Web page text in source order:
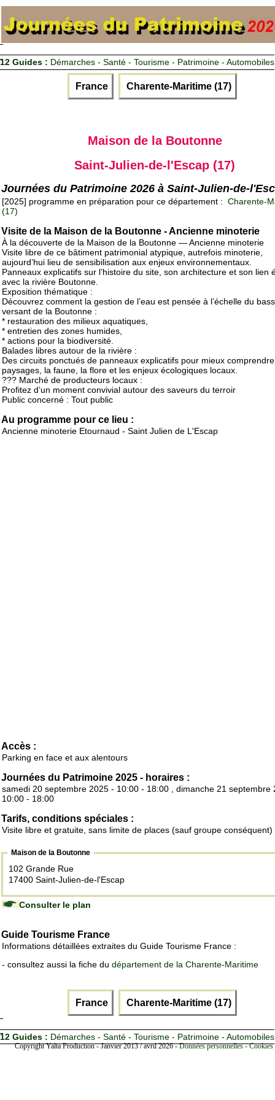
12 Guides : Démarches - Santé - Tourisme - Patrimoine - Automobiles
France Charente-Maritime (17)
Maison de la Boutonne
Saint-Julien-de-l'Escap (17)
Journées du Patrimoine 2026 à Saint-Julien-de-
[2025] programme en préparation pour ce département : Charente-
(17)
Visite de la Maison de la Boutonne - Ancienne minoterie
À la découverte de la Maison de la Boutonne — Ancienne minoterie
Visite libre de ce bâtiment patrimonial atypique, autrefois minoterie,
aujourd’hui lieu de sensibilisation aux enjeux environnementaux.
Panneaux explicatifs sur l’histoire du site, son architecture et son lien
avec la rivière Boutonne.
Exposition thématique :
Découvrez comment la gestion de l’eau est pensée à l’échelle du
versant de la Boutonne :
* restauration des milieux aquatiques,
* entretien des zones humides,
* actions pour la biodiversité.
Balades libres autour de la rivière :
Des circuits ponctués de panneaux explicatifs pour mieux
paysages, la faune, la flore et les enjeux écologiques locaux.
??? Marché de producteurs locaux :
Profitez d’un moment convivial autour des saveurs du terroir
Public concerné : Tout public
Au programme pour ce lieu :
Ancienne minoterie Etournaud - Saint Julien de L'Escap
Accès :
Parking en face et aux alentours
Journées du Patrimoine 2025 - horaires :
samedi 20 septembre 2025 - 10:00 - 18:00 , dimanche 21 septembre
10:00 - 18:00
Tarifs, conditions spéciales :
Visite libre et gratuite, sans limite de places (sauf groupe conséquent)
Maison de la Boutonne
102 Grande Rue
17400 Saint-Julien-de-l'Escap
Consulter le plan
Guide Tourisme France
Informations détaillées extraites du Guide Tourisme France :
- consultez aussi la fiche du département de la Charente-Maritime
France Charente-Maritime (17)
12 Guides : Démarches - Santé - Tourisme - Patrimoine - Automobiles
Copyright Yalta Production - Janvier 2013 / avril 2026 -Données personnelles -